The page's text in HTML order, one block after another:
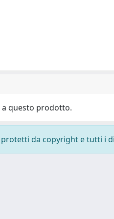
a questo prodotto.
da copyright e tutti i